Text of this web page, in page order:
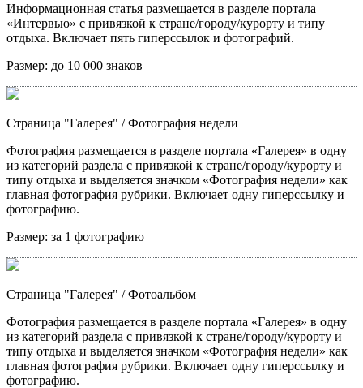
Информационная статья размещается в разделе портала
«Интервью» с привязкой к стране/городу/курорту и типу
отдыха. Включает пять гиперссылок и фотографий.
Размер: до 10 000 знаков
Страница "Галерея" / Фотография недели
Фотография размещается в разделе портала «Галерея» в одну
из категорий раздела с привязкой к стране/городу/курорту и
типу отдыха и выделяется значком «Фотография недели» как
главная фотография рубрики. Включает одну гиперссылку и
фотографию.
Размер: за 1 фотографию
Страница "Галерея" / Фотоальбом
Фотография размещается в разделе портала «Галерея» в одну
из категорий раздела с привязкой к стране/городу/курорту и
типу отдыха и выделяется значком «Фотография недели» как
главная фотография рубрики. Включает одну гиперссылку и
фотографию.